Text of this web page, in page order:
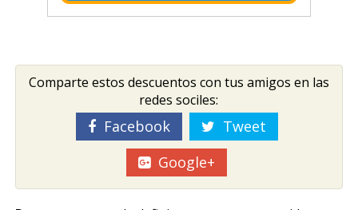
Comparte estos descuentos con tus amigos en las
redes sociles:
Facebook
Tweet
Google+